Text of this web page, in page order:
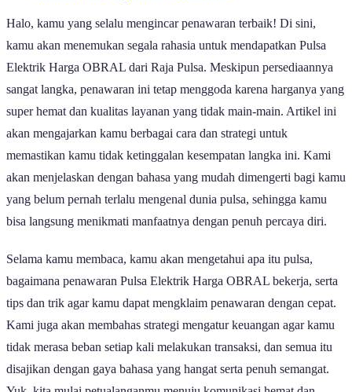
Halo, kamu yang selalu mengincar penawaran terbaik! Di sini,
kamu akan menemukan segala rahasia untuk mendapatkan Pulsa
Elektrik Harga OBRAL dari Raja Pulsa. Meskipun persediaannya
sangat langka, penawaran ini tetap menggoda karena harganya yang
super hemat dan kualitas layanan yang tidak main-main. Artikel ini
akan mengajarkan kamu berbagai cara dan strategi untuk
memastikan kamu tidak ketinggalan kesempatan langka ini. Kami
akan menjelaskan dengan bahasa yang mudah dimengerti bagi kamu
yang belum pernah terlalu mengenal dunia pulsa, sehingga kamu
bisa langsung menikmati manfaatnya dengan penuh percaya diri.
Selama kamu membaca, kamu akan mengetahui apa itu pulsa,
bagaimana penawaran Pulsa Elektrik Harga OBRAL bekerja, serta
tips dan trik agar kamu dapat mengklaim penawaran dengan cepat.
Kami juga akan membahas strategi mengatur keuangan agar kamu
tidak merasa beban setiap kali melakukan transaksi, dan semua itu
disajikan dengan gaya bahasa yang hangat serta penuh semangat.